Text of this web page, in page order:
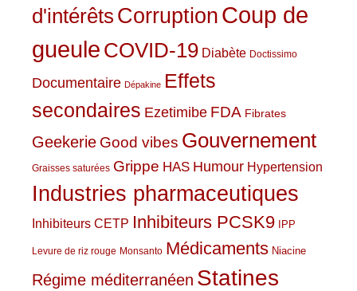
d'intérêts CorruptionCoup de
gueule COVID-19 Diabète Doctissimo
Documentaire Dépakine Effets
secondaires Ezetimibe FDA Fibrates
Geekerie Good vibes Gouvernement
Graisses saturées Grippe HAS Humour Hypertension
Industries pharmaceutiques
Inhibiteurs CETP Inhibiteurs PCSK9 IPP
Levure de riz rouge Monsanto Médicaments Niacine
Régime méditerranéen Statines